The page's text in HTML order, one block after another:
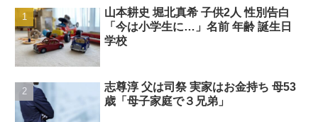
山本耕史 堀北真希 子供2人 性別告白
「今は小学生に…」名前 年齢 誕生日
学校
志尊淳 父は司祭 実家はお金持ち 母53
歳「母子家庭で３兄弟」